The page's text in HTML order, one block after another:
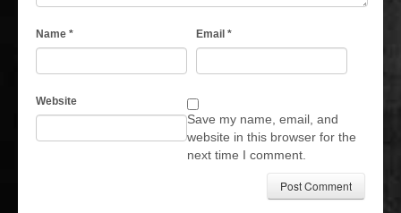
Name * Email *
Website
Save my name, email, and
website in this browser for the
next time I comment.